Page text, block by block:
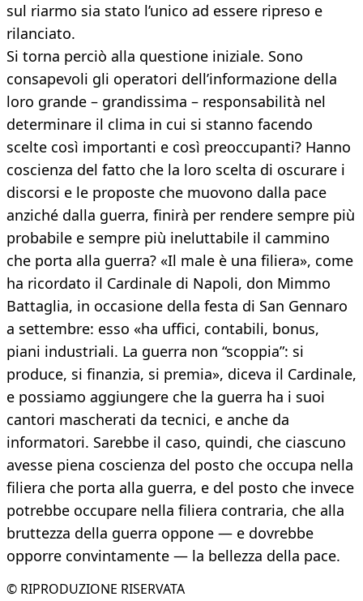
sul riarmo sia stato l’unico ad essere ripreso e
rilanciato.
Si torna perciò alla questione iniziale. Sono
consapevoli gli operatori dell’informazione della
loro grande – grandissima – responsabilità nel
determinare il clima in cui si stanno facendo
scelte così importanti e così preoccupanti? Hanno
coscienza del fatto che la loro scelta di oscurare i
discorsi e le proposte che muovono dalla pace
anziché dalla guerra, finirà per rendere sempre più
probabile e sempre più ineluttabile il cammino
che porta alla guerra? «Il male è una filiera», come
ha ricordato il Cardinale di Napoli, don Mimmo
Battaglia, in occasione della festa di San Gennaro
a settembre: esso «ha uffici, contabili, bonus,
piani industriali. La guerra non “scoppia”: si
produce, si finanzia, si premia», diceva il Cardinale,
e possiamo aggiungere che la guerra ha i suoi
cantori mascherati da tecnici, e anche da
informatori. Sarebbe il caso, quindi, che ciascuno
avesse piena coscienza del posto che occupa nella
filiera che porta alla guerra, e del posto che invece
potrebbe occupare nella filiera contraria, che alla
bruttezza della guerra oppone — e dovrebbe
opporre convintamente — la bellezza della pace.
© RIPRODUZIONE RISERVATA